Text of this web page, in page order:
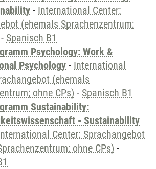
- International Center:
(ehemals Sprachenzentrum;
- Spanisch B1
Psychology: Work &
Psychology - International
(ehemals
ohne CPs) - Spanisch B1
Sustainability:
- Sustainability
Center: Sprachangebot
ohne CPs) -